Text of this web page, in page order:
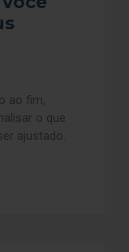
ao fim,
o que
ajustado.